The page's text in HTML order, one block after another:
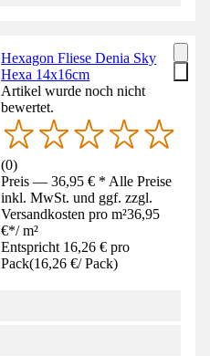
Hexagon Fliese Denia Sky
Hexa 14x16cm
Artikel wurde noch nicht
bewertet.
(0)
Preis — 36,95 € * Alle Preise
inkl. MwSt. und ggf. zzgl.
Versandkosten pro m²36,95
€*/ m²
Entspricht 16,26 € pro
Pack(16,26 €/ Pack)